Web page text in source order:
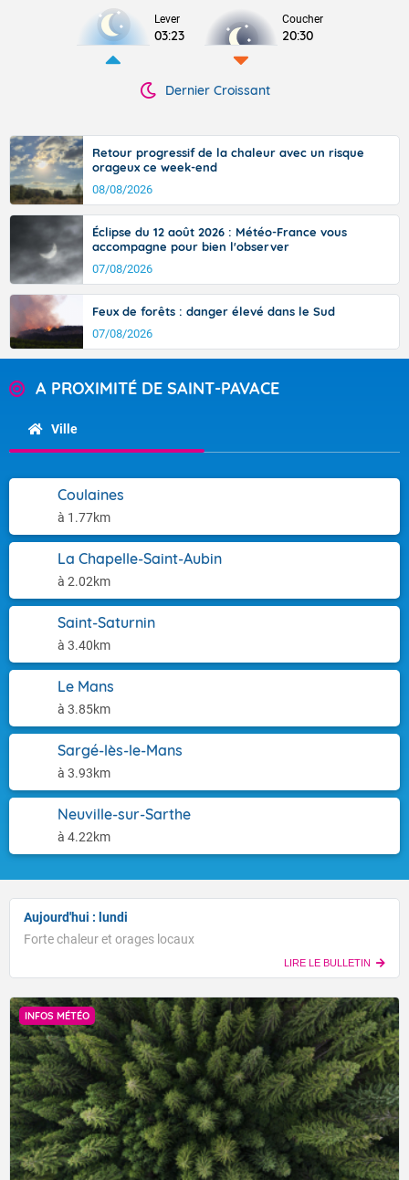
Lever
03:23
Coucher
20:30
Dernier Croissant
Retour progressif de la chaleur avec un risque
orageux ce week-end
08/08/2026
Éclipse du 12 août 2026 : Météo-France vous
accompagne pour bien l'observer
07/08/2026
Feux de forêts : danger élevé dans le Sud
07/08/2026
A PROXIMITÉ DE SAINT-PAVACE
Ville
Coulaines
à 1.77km
La Chapelle-Saint-Aubin
à 2.02km
Saint-Saturnin
à 3.40km
Le Mans
à 3.85km
Sargé-lès-le-Mans
à 3.93km
Neuville-sur-Sarthe
à 4.22km
Aujourd'hui : lundi
Forte chaleur et orages locaux
LIRE LE BULLETIN
INFOS MÉTÉO